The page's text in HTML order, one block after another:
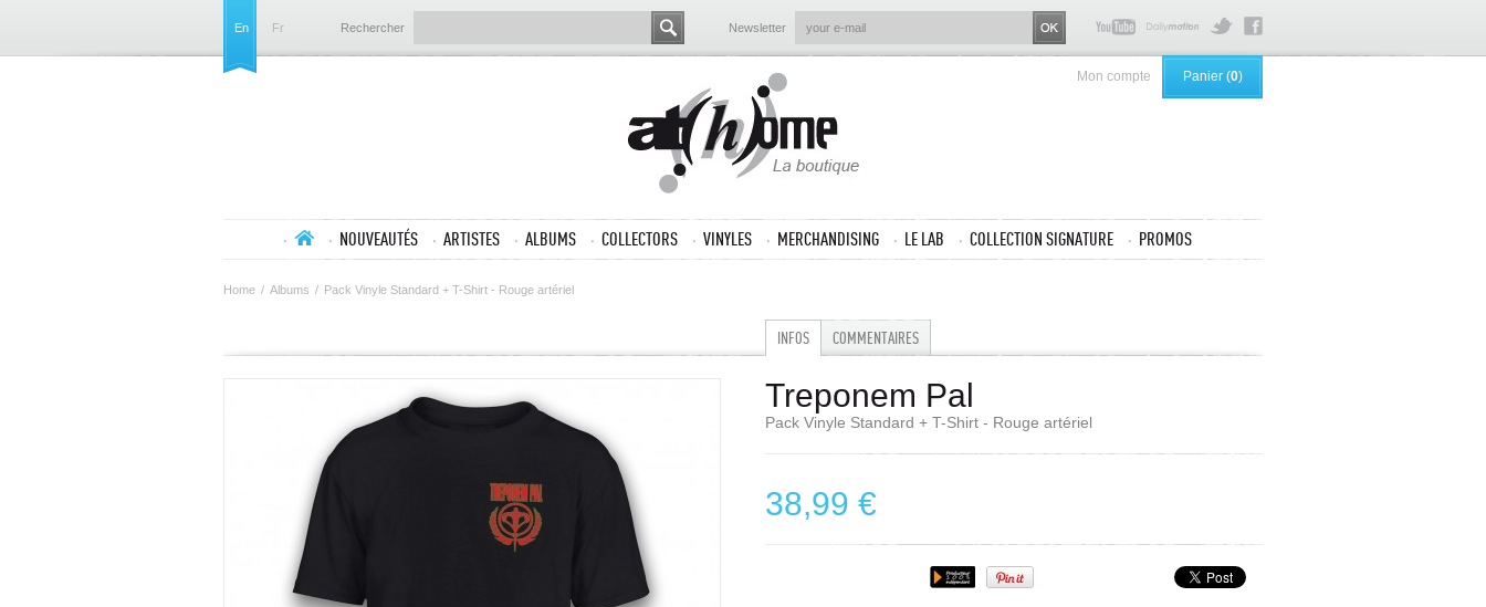
En Fr Rechercher Newsletter
Mon compte Panier (0)
NOUVEAUTÉS ARTISTES ALBUMS COLLECTORS VINYLES MERCHANDISING LE LAB COLLECTION SIGNATURE PROMOS
Home / Albums / Pack Vinyle Standard + T-Shirt - Rouge artériel
INFOS COMMENTAIRES
Treponem Pal
Pack Vinyle Standard + T-Shirt - Rouge artériel
38,99 €